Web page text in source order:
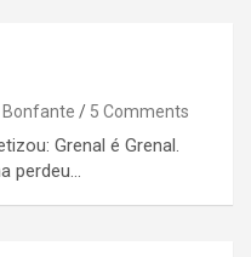
5 Comments
Grenal é Grenal.
perdeu…